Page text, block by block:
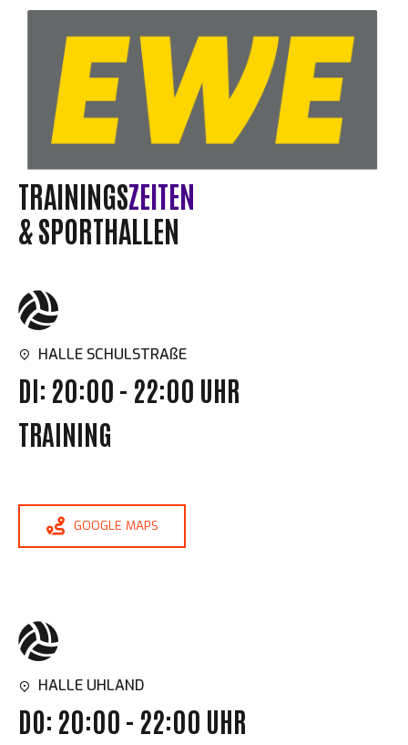
TRAININGSZEITEN
& SPORTHALLEN
HALLE SCHULSTRAßE
DI: 20:00 - 22:00 UHR
TRAINING
GOOGLE MAPS
HALLE UHLAND
DO: 20:00 - 22:00 UHR